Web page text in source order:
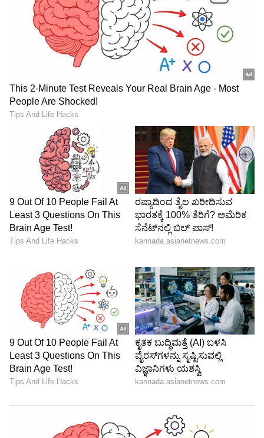
ಮಾಡುವ ಇರಾನ್‌ ದೇಶದಲ್ಲೂ ಮಹಿಳೆಯರು ಹಿಜಾಬ್‌
ಸುಟ್ಟು, ತಲೆ ಕೂದಲನ್ನು ಕತ್ತರಿಸಿಕೊಂಡು ಪೊಲೀಸರ ವಿರುದ್ಧ
ಆರಂಭಿಸಿರುವ ಈ ಬೃಹತ್‌ ಅಭಿಯಾನ ಜಾಗತಿಕ ಮಟ್ಟದಲ್ಲಿ
ಭಾರೀ ಸುದ್ದಿ ಮಾಡಿದ್ದು, ಅಚ್ಚರಿಗೂ ಕಾರಣವಾಗಿದೆ.